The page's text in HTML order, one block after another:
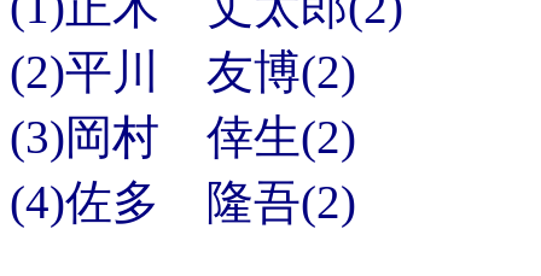
(2)平川 友博(2)
(3)岡村 倖生(2)
(4)佐多 隆吾(2)